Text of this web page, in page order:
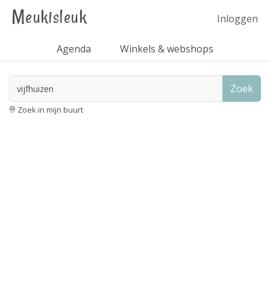
Meukisleuk Inloggen
Agenda Winkels & webshops
Zoek
Zoek in mijn buurt